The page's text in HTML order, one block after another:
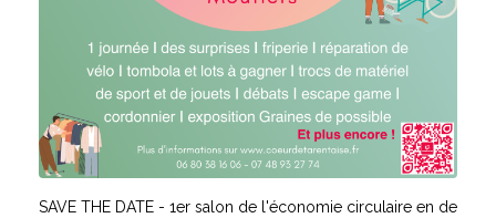
SAVE THE DATE - 1er salon de l'économie circulaire en de